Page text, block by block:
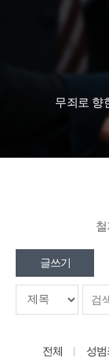
무죄로 향
글쓰기
전체 성범